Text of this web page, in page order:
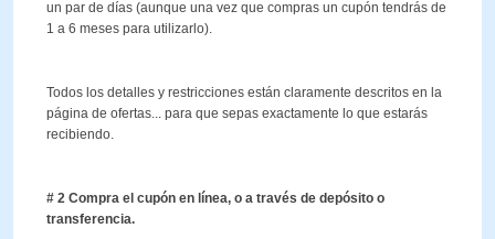
un par de días (aunque una vez que compras un cupón tendrás de
1 a 6 meses para utilizarlo).
Todos los detalles y restricciones están claramente descritos en la
página de ofertas... para que sepas exactamente lo que estarás
recibiendo.
# 2 Compra el cupón en línea, o a través de depósito o
transferencia.